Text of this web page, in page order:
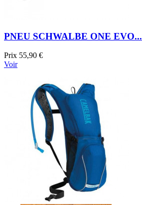
PNEU SCHWALBE ONE EVO...
Prix 55,90 €
Voir